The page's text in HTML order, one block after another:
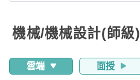
機械/機械設計(師級)
雲端 面授